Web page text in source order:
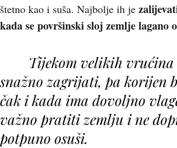
štetno kao i suša. Najbolje ih je
kada se površinski sloj zemlje lagano
Tijekom velikih vrućina
snažno zagrijati, pa korijen
čak i kada ima dovoljno
važno pratiti zemlju i ne
potpuno osuši.